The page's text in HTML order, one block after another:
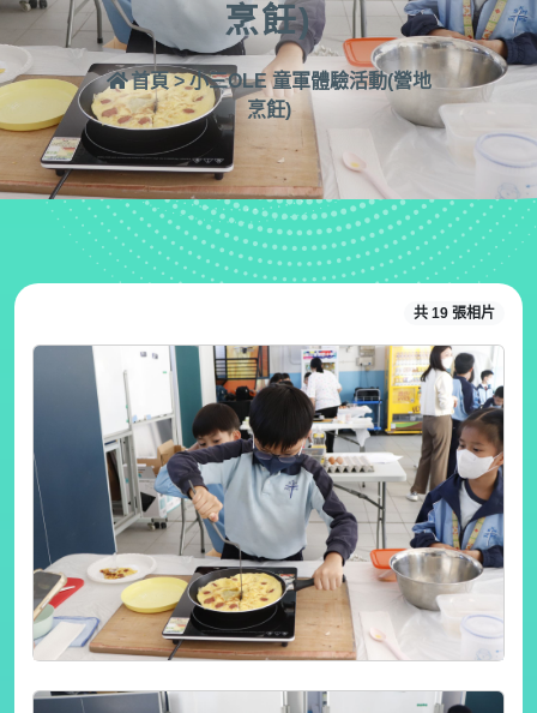
烹飪)
首頁 > 小三OLE 童軍體驗活動(營地
烹飪)
共 19 張相片